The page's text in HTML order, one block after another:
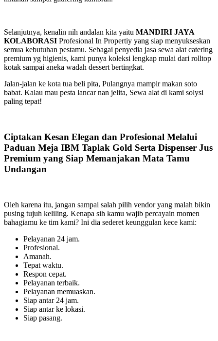
Selanjutnya, kenalin nih andalan kita yaitu MANDIRI JAYA
KOLABORASI Profesional In Propertiy yang siap menyukseskan
semua kebutuhan pestamu. Sebagai penyedia jasa sewa alat catering
premium yg higienis, kami punya koleksi lengkap mulai dari rolltop
kotak sampai aneka wadah dessert bertingkat.
Jalan-jalan ke kota tua beli pita, Pulangnya mampir makan soto
babat. Kalau mau pesta lancar nan jelita, Sewa alat di kami solysi
paling tepat!
Ciptakan Kesan Elegan dan Profesional Melalui
Paduan Meja IBM Taplak Gold Serta Dispenser Jus
Premium yang Siap Memanjakan Mata Tamu
Undangan
Oleh karena itu, jangan sampai salah pilih vendor yang malah bikin
pusing tujuh keliling. Kenapa sih kamu wajib percayain momen
bahagiamu ke tim kami? Ini dia sederet keunggulan kece kami:
Pelayanan 24 jam.
Profesional.
Amanah.
Tepat waktu.
Respon cepat.
Pelayanan terbaik.
Pelayanan memuaskan.
Siap antar 24 jam.
Siap antar ke lokasi.
Siap pasang.